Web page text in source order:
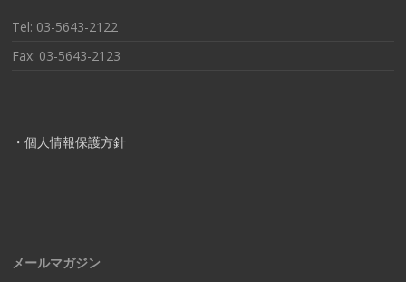
Tel: 03-5643-2122
Fax: 03-5643-2123
・個人情報保護方針
メールマガジン